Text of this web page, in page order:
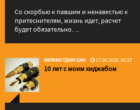
Со скорбью к павшим и ненавестью к
притеснителям, жизнь идет, расчет
будет обязательно. ...
ИКРАМУТДИН ХАН 17.04.2025, 00:27
10 лет с моим хиджабом